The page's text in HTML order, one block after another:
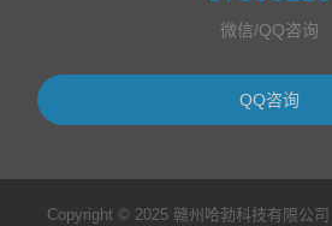
微信/QQ咨询
QQ咨询
Copyright © 2025 赣州哈勃科技有限公司